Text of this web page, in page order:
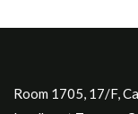
Room 1705, 17/F,